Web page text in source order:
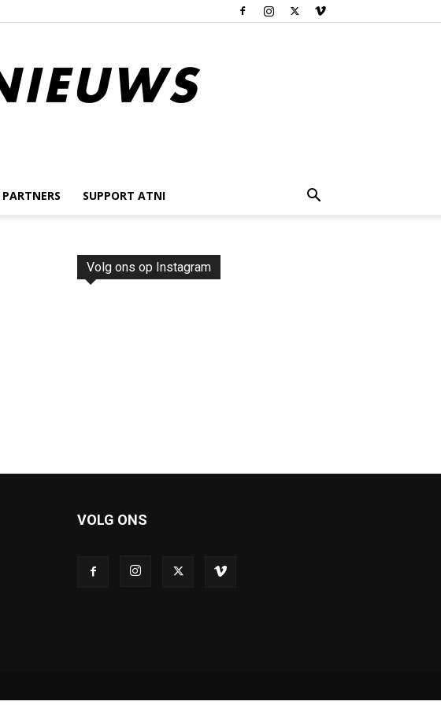
PARTNERS SUPPORT ATNI
Volg ons op Instagram
VOLG ONS